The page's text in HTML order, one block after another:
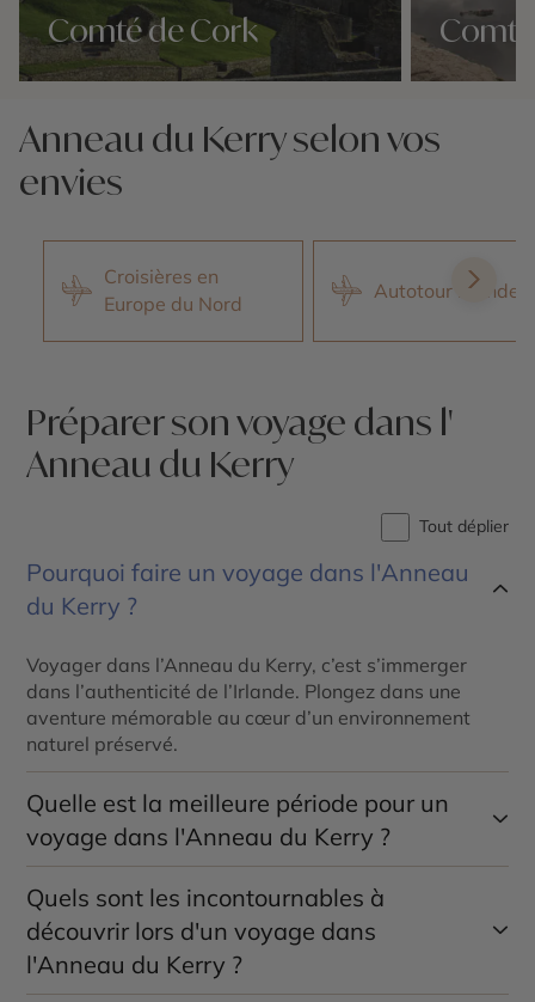
Comté de Cork
Anneau du Kerry selon vos
envies
Croisières en
Europe du Nord
Autotour Irlande
Préparer son voyage dans l'
Anneau du Kerry
Tout déplier
Pourquoi faire un voyage dans l'Anneau
du Kerry ?
Voyager dans l’Anneau du Kerry, c’est s’immerger
dans l’authenticité de l’Irlande. Plongez dans une
aventure mémorable au cœur d’un environnement
naturel préservé.
Quelle est la meilleure période pour un
voyage dans l'Anneau du Kerry ?
Pour explorer l’Anneau du Kerry, nos conseillers
spécialistes recommandent de choisir les mois allant
de mai à septembre. Durant cette période, les
températures sont parfaites pour découvrir la région
Quels sont les incontournables à
découvrir lors d'un voyage dans
l'Anneau du Kerry ?